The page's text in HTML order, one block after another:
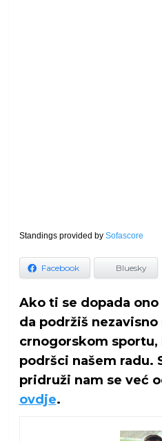
Standings provided by Sofascore
Facebook Bluesky
Ako ti se dopada
da podržiš
crnogorskom sportu,
podršci našem radu.
pridruži nam se već
ovdje.